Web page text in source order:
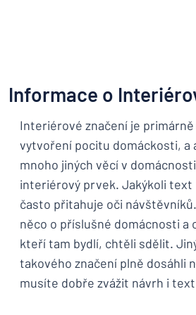
Informace o
Interiérové značení je
vytvoření pocitu domáckosti, a
mnoho jiných věcí v
interiérový prvek. Jakýkoli text
často přitahuje oči
něco o příslušné domácnosti a
kteří tam bydlí, chtěli sdělit.
takového značení plně dosáhli
musíte dobře zvážit návrh i